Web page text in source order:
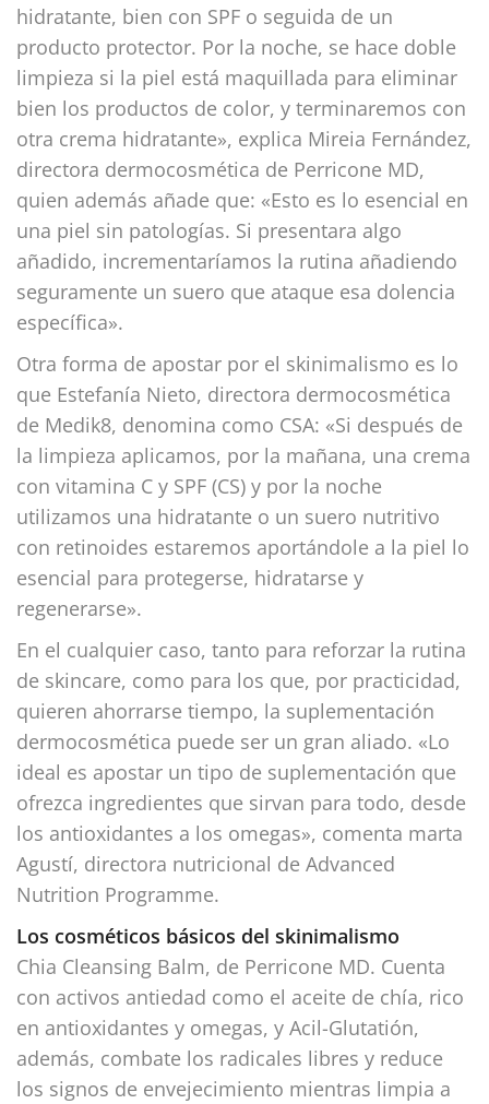
hidratante, bien con SPF o seguida de un
producto protector. Por la noche, se hace doble
limpieza si la piel está maquillada para eliminar
bien los productos de color, y terminaremos con
otra crema hidratante», explica Mireia Fernández,
directora dermocosmética de Perricone MD,
quien además añade que: «Esto es lo esencial en
una piel sin patologías. Si presentara algo
añadido, incrementaríamos la rutina añadiendo
seguramente un suero que ataque esa dolencia
específica».
Otra forma de apostar por el skinimalismo es lo
que Estefanía Nieto, directora dermocosmética
de Medik8, denomina como CSA: «Si después de
la limpieza aplicamos, por la mañana, una crema
con vitamina C y SPF (CS) y por la noche
utilizamos una hidratante o un suero nutritivo
con retinoides estaremos aportándole a la piel lo
esencial para protegerse, hidratarse y
regenerarse».
En el cualquier caso, tanto para reforzar la rutina
de skincare, como para los que, por practicidad,
quieren ahorrarse tiempo, la suplementación
dermocosmética puede ser un gran aliado. «Lo
ideal es apostar un tipo de suplementación que
ofrezca ingredientes que sirvan para todo, desde
los antioxidantes a los omegas», comenta marta
Agustí, directora nutricional de Advanced
Nutrition Programme.
Los cosméticos básicos del skinimalismo
Chia Cleansing Balm, de Perricone MD. Cuenta
con activos antiedad como el aceite de chía, rico
en antioxidantes y omegas, y Acil-Glutatión,
además, combate los radicales libres y reduce
los signos de envejecimiento mientras limpia a